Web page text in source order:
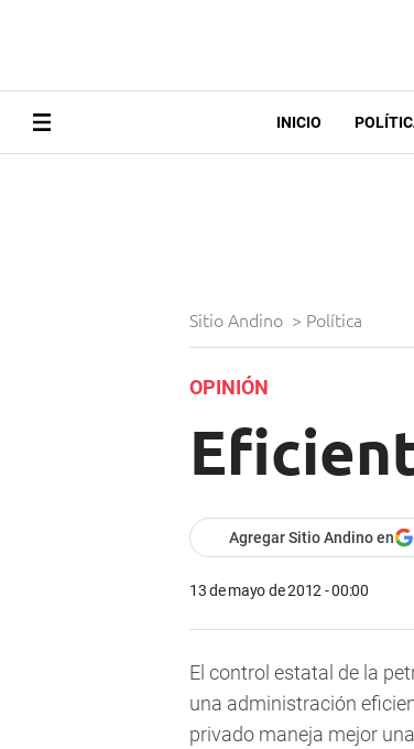
INICIO
Sitio Andino > Política
OPINIÓN
Agregar Sitio Andino en
13 de mayo de 2012 - 00:00
El control estatal de la
una administración
privado maneja mejor